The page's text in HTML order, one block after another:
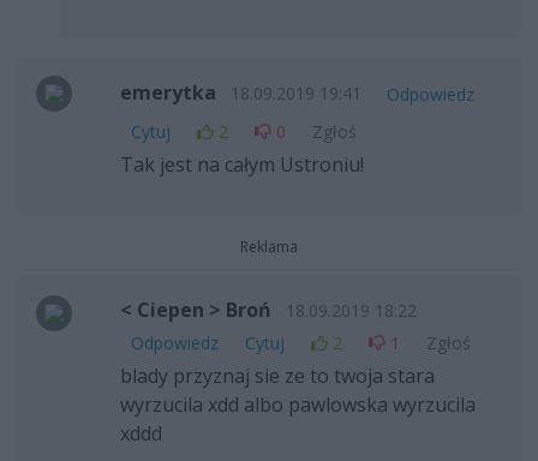
emerytka 18.09.2019 19:41
Odpowiedz
Cytuj
2 0 Zgłoś
Tak jest na całym Ustroniu!
Reklama
< Ciepen > Broń
18.09.2019 18:22
Odpowiedz
Cytuj 2 1 Zgłoś
blady przyznaj sie ze to twoja stara
wyrzucila xdd albo pawlowska wyrzucila
xddd